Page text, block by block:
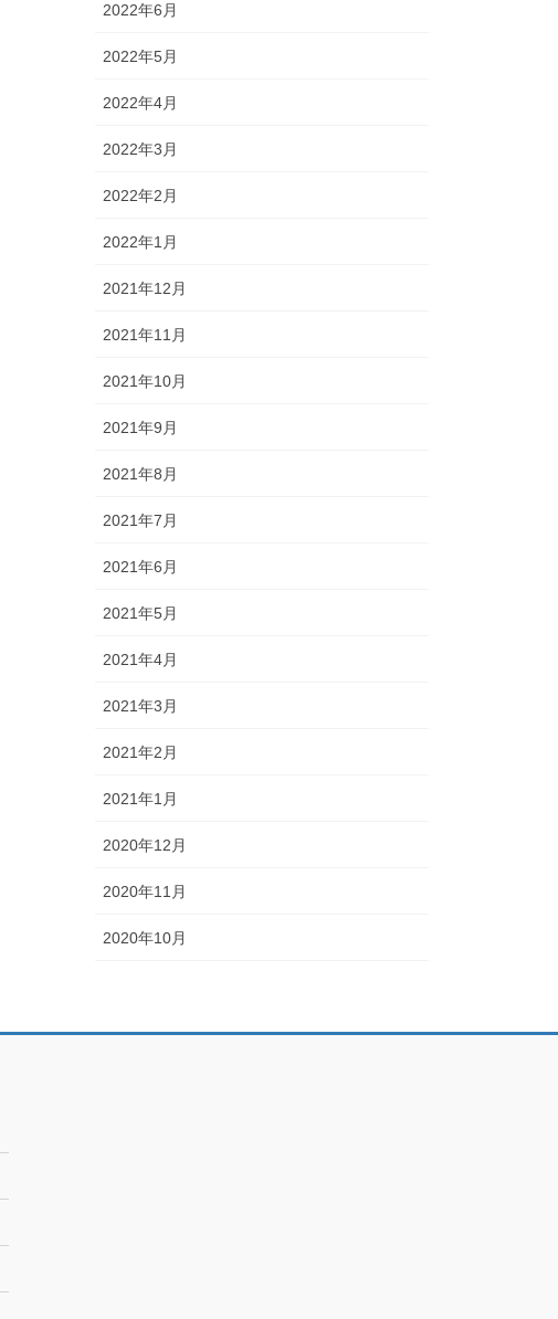
2022年6月
2022年5月
2022年4月
2022年3月
2022年2月
2022年1月
2021年12月
2021年11月
2021年10月
2021年9月
2021年8月
2021年7月
2021年6月
2021年5月
2021年4月
2021年3月
2021年2月
2021年1月
2020年12月
2020年11月
2020年10月